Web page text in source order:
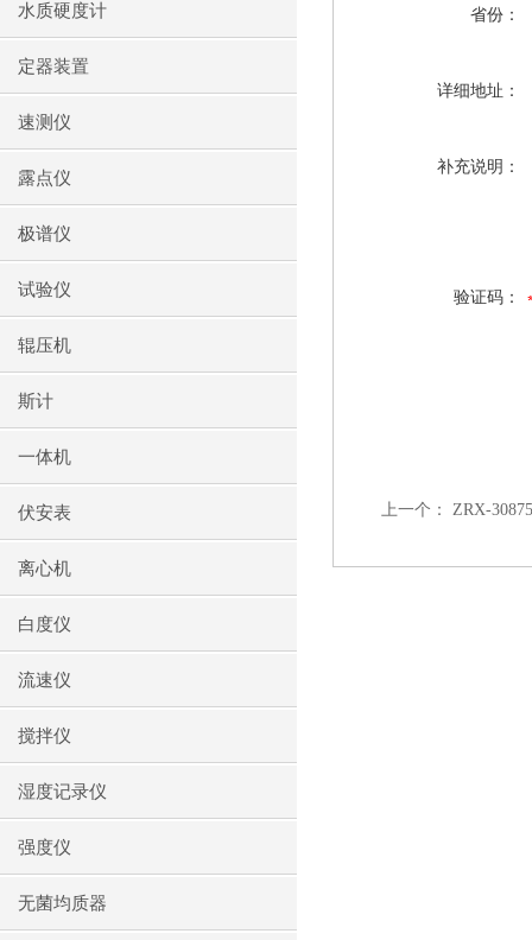
水质硬度计
定器装置
速测仪
露点仪
极谱仪
试验仪
辊压机
斯计
一体机
伏安表
离心机
白度仪
流速仪
搅拌仪
湿度记录仪
强度仪
无菌均质器
省份：
详细地址：
补充说明：
验证码：
上一个： ZRX-